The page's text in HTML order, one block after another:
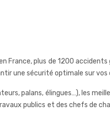
France, plus de 1200
une sécurité optimale sur vos
palans, élingues…), les
publics et des chefs de